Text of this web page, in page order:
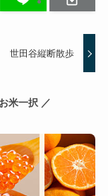
世田谷縦断散歩
米一択 ／